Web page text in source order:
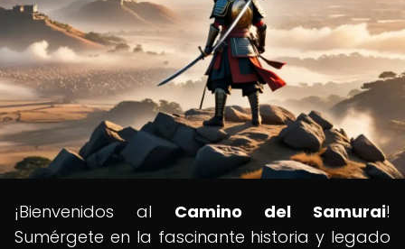
¡Bienvenidos al Camino del Samurai!
Sumérgete en la fascinante historia y legado